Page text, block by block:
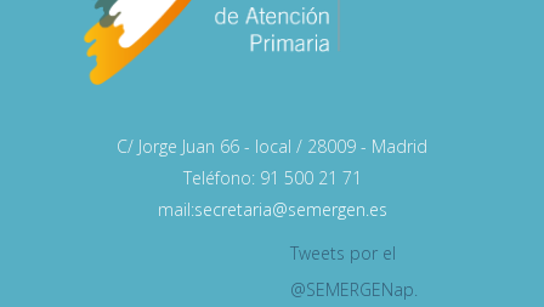
C/ Jorge Juan 66 - local / 28009 - Madrid
Teléfono: 91 500 21 71
mail:secretaria@semergen.es
Tweets por el
@SEMERGENap.